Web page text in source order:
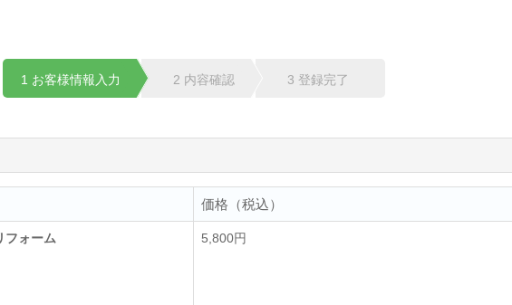
1 お客様情報入力 2 内容確認 3 登録完了
価格（税込）
フォーム 5,800円